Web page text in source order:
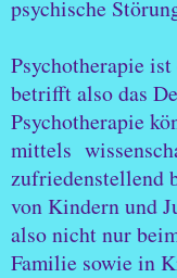
psychische
Psychotherapie
betrifft also das
Psychotherapie
mittels
zufriedenstellend
von Kindern und
also nicht nur
Familie sowie in